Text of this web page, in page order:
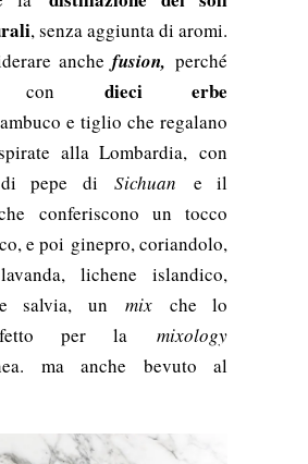
, senza aggiunta di aromi.
anche fusion, perché
condieci erbe
e tiglio che regalano
alla Lombardia, con
di pepe diSichuan e il
conferiscono un tocco
e poi ginepro, coriandolo,
lichene islandico,
salvia, un mixche lo
per la mixology
ma anche bevuto al